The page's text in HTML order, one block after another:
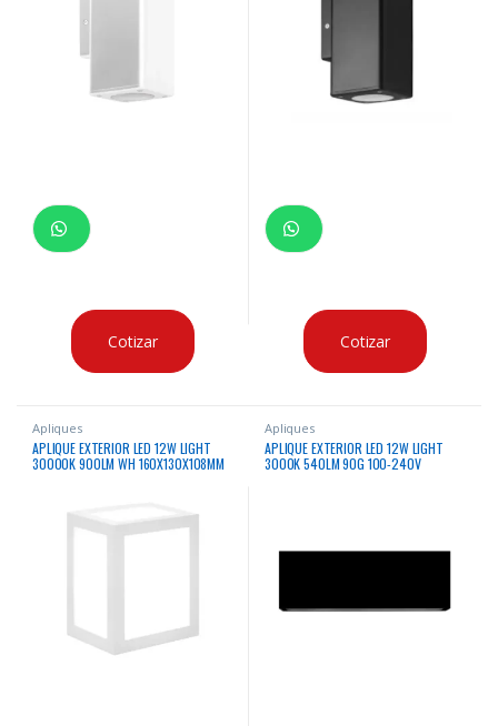
Cotizar Cotizar
Apliques
APLIQUE EXTERIOR LED 12W LIGHT
30000K 900LM WH 160X130X108MM
Apliques
APLIQUE EXTERIOR LED 12W LIGHT
3000K 540LM 90G 100-240V